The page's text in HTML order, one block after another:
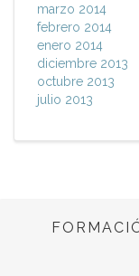
marzo 2014
febrero 2014
enero 2014
diciembre 2013
octubre 2013
julio 2013